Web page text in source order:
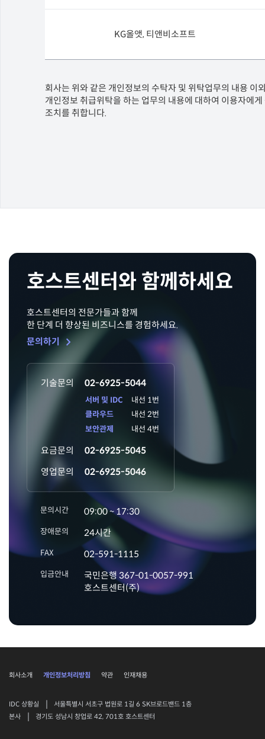
KG올앳, 티앤비소프트
회사는 위와 같은 개인정보의 수탁자 및 위탁업무의 내용
개인정보 취급위탁을 하는 업무의 내용에 대하여 이용자에
조치를 취합니다.
호스트센터와 함께하세요
호스트센터의 전문가들과 함께
한 단계 더 향상된 비즈니스를 경험하세요.
문의하기 chevron_right
기술문의 02-6925-5044
서버 및 IDC
내선 1번
클라우드
내선 2번
보안관제
내선 4번
요금문의
02-6925-5045
영업문의
02-6925-5046
문의시간 09:00 ~ 17:30
장애문의 24시간
FAX 02-591-1115
입금안내
국민은행 367-01-0057-991
호스트센터(주)
회사소개 개인정보처리방침 약관 인재채용
IDC 상황실 |
서울특별시 서초구 법원로 1길 6 SK브로드밴드 1층
본사
| 경기도 성남시 창업로 42, 701호 호스트센터